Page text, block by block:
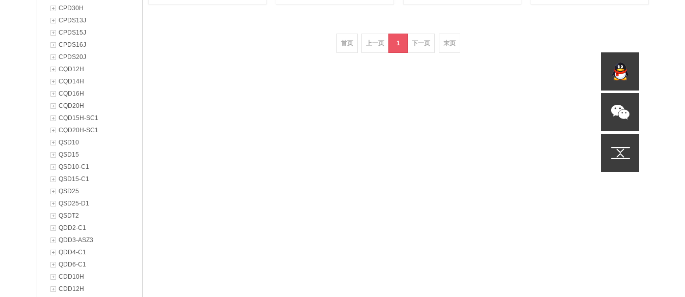
CPD30H
CPDS13J
CPDS15J
CPDS16J
CPDS20J
CQD12H
CQD14H
CQD16H
CQD20H
CQD15H-SC1
CQD20H-SC1
QSD10
QSD15
QSD10-C1
QSD15-C1
QSD25
QSD25-D1
QSDT2
QDD2-C1
QDD3-ASZ3
QDD4-C1
QDD6-C1
CDD10H
CDD12H
首页 上一页 1 下一页 末页